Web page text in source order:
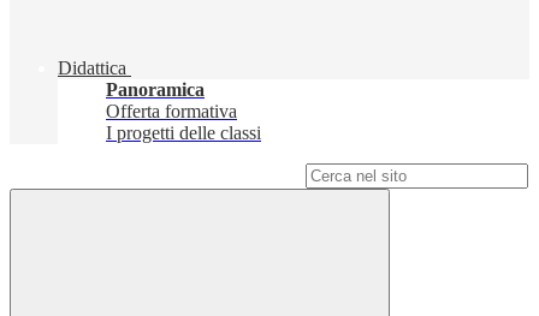
Didattica
Panoramica
Offerta formativa
I progetti delle classi